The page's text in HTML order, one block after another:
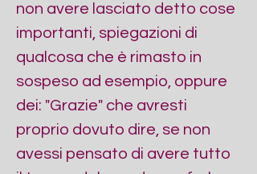
non avere lasciato detto cose
importanti, spiegazioni di
qualcosa che è rimasto in
sospeso ad esempio, oppure
dei: "Grazie" che avresti
proprio dovuto dire, se non
avessi pensato di avere tutto